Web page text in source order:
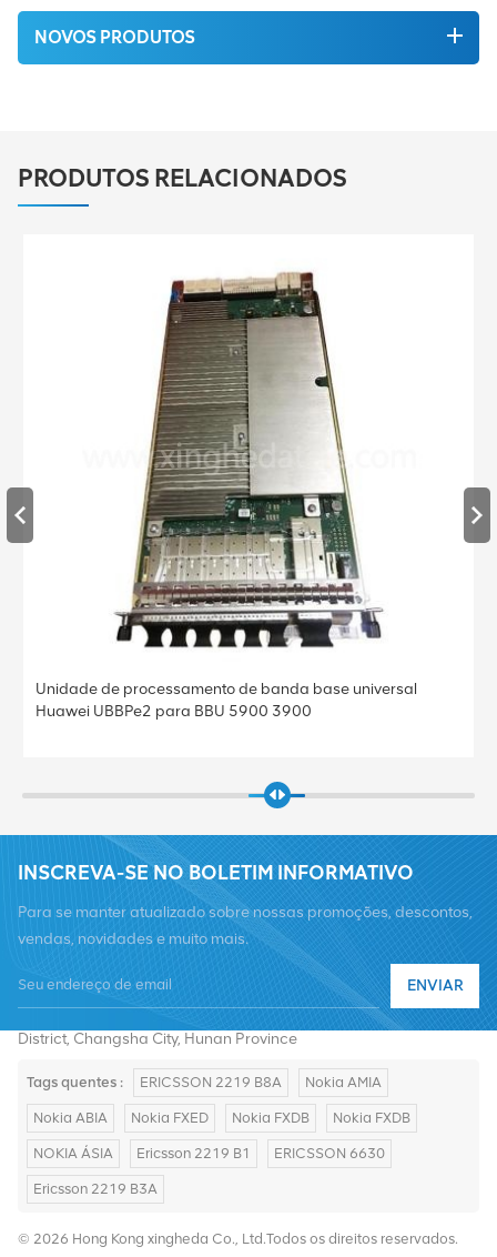
NOVOS PRODUTOS
PRODUTOS RELACIONADOS
base universal
3900
Unidade de processamento de
Huawei UBBPe4 para BBU 5900
INSCREVA-SE NO BOLETIM INFORMATIVO
Para se manter atualizado sobre nossas promoções, descontos,
vendas, novidades e muito mais.
ENVIAR
E-mail :summer@chinaxingheda.com
Endereço : 2506 Xidi Building, No. 8 Fenglin Third Road,Yuelu
District, Changsha City, Hunan Province
Tags quentes : ERICSSON 2219 B8A Nokia AMIA
Nokia ABIA Nokia FXED Nokia FXDB Nokia FXDB
NOKIA ÁSIA Ericsson 2219 B1 ERICSSON 6630
Ericsson 2219 B3A
© 2026 Hong Kong xingheda Co., Ltd.Todos os direitos reservados.